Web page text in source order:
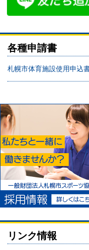
各種申請書
札幌市体育施設使用申込
リンク情報